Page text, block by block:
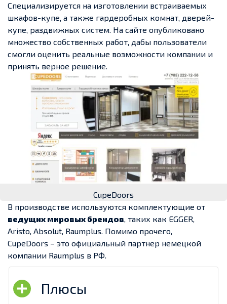
Специализируется на изготовлении встраиваемых
шкафов-купе, а также гардеробных комнат, дверей-
купе, раздвижных систем. На сайте опубликовано
множество собственных работ, дабы пользователи
смогли оценить реальные возможности компании и
принять верное решение.
CupeDoors
В производстве используются комплектующие от
ведущих мировых брендов , таких как EGGER,
Aristo, Absolut, Raumplus. Помимо прочего,
CupeDoors – это официальный партнер немецкой
компании Raumplus в РФ.